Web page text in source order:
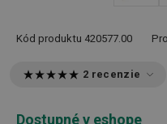
Kód produktu 420577.00
2 recenzie
Dostupné v eshope